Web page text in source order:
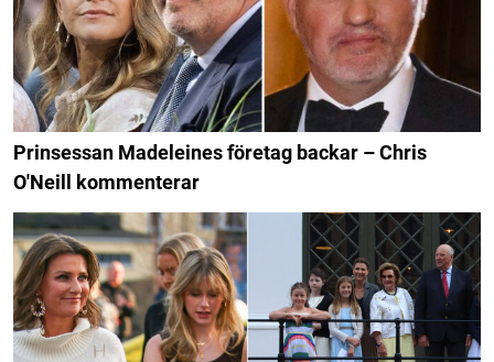
Prinsessan Madeleines företag backar – Chris
O'Neill kommenterar